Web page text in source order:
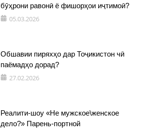
бӯҳрони равонӣ ё фишорҳои иҷтимоӣ?
05.03.2026
Обшавии пиряхҳо дар Тоҷикистон чӣ
паёмадҳо дорад?
27.02.2026
Реалити-шоу «Не мужское\женское
дело?» Парень-портной